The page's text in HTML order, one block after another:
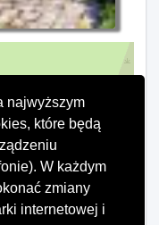
najwyższym
które będą
W każdym
zmiany
internetowej i